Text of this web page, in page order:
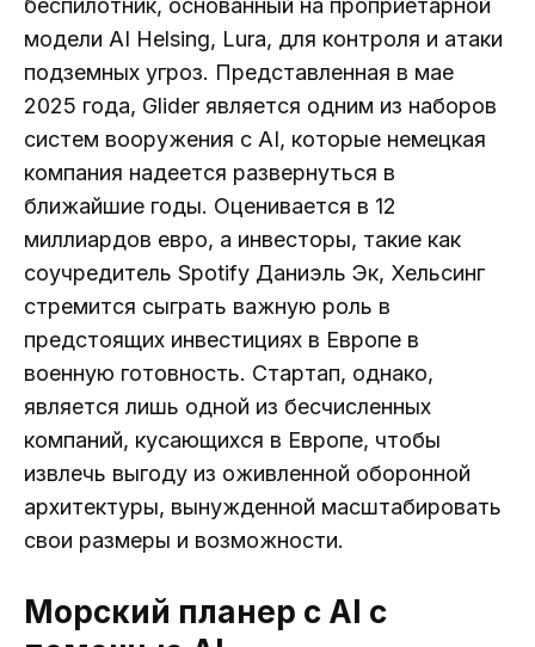
беспилотник, основанный на проприетарной
модели AI Helsing, Lura, для контроля и атаки
подземных угроз. Представленная в мае
2025 года, Glider является одним из наборов
систем вооружения с AI, которые немецкая
компания надеется развернуться в
ближайшие годы. Оценивается в 12
миллиардов евро, а инвесторы, такие как
соучредитель Spotify Даниэль Эк, Хельсинг
стремится сыграть важную роль в
предстоящих инвестициях в Европе в
военную готовность. Стартап, однако,
является лишь одной из бесчисленных
компаний, кусающихся в Европе, чтобы
извлечь выгоду из оживленной оборонной
архитектуры, вынужденной масштабировать
свои размеры и возможности.
Морский планер с AI с